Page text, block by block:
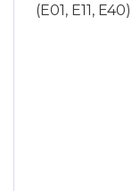
(E01, E11, E40)